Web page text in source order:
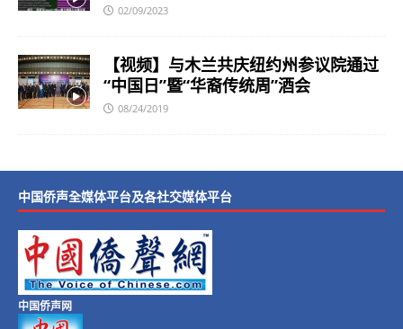
02/09/2023
【视频】与木兰共庆纽约州参议院通过
“中国日”暨“华裔传统周”酒会
08/24/2019
中国侨声全媒体平台及各社交媒体平台
中国侨声网